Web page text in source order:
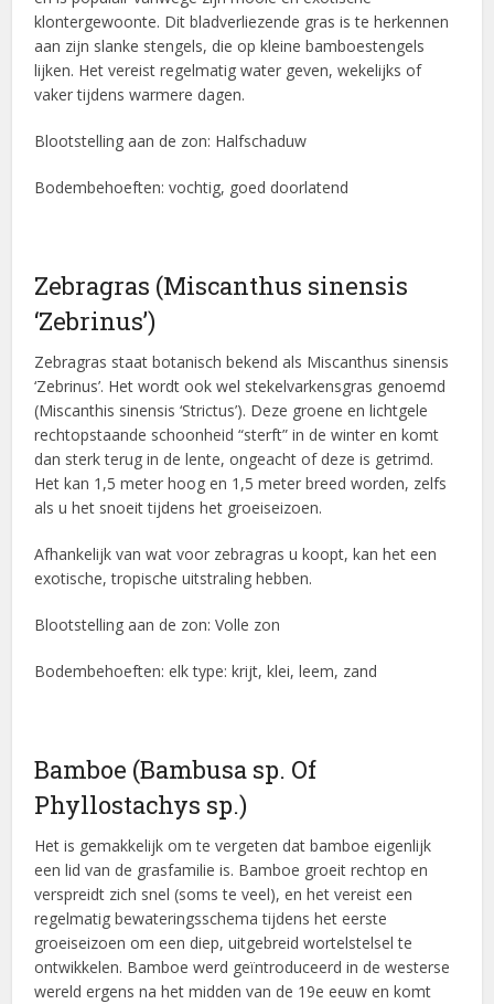
klontergewoonte. Dit bladverliezende gras is te herkennen
aan zijn slanke stengels, die op kleine bamboestengels
lijken. Het vereist regelmatig water geven, wekelijks of
vaker tijdens warmere dagen.
Blootstelling aan de zon: Halfschaduw
Bodembehoeften: vochtig, goed doorlatend
Zebragras (Miscanthus sinensis
‘Zebrinus’)
Zebragras staat botanisch bekend als Miscanthus sinensis
‘Zebrinus’. Het wordt ook wel stekelvarkensgras genoemd
(Miscanthis sinensis ‘Strictus’). Deze groene en lichtgele
rechtopstaande schoonheid “sterft” in de winter en komt
dan sterk terug in de lente, ongeacht of deze is getrimd.
Het kan 1,5 meter hoog en 1,5 meter breed worden, zelfs
als u het snoeit tijdens het groeiseizoen.
Afhankelijk van wat voor zebragras u koopt, kan het een
exotische, tropische uitstraling hebben.
Blootstelling aan de zon: Volle zon
Bodembehoeften: elk type: krijt, klei, leem, zand
Bamboe (Bambusa sp. Of
Phyllostachys sp.)
Het is gemakkelijk om te vergeten dat bamboe eigenlijk
een lid van de grasfamilie is. Bamboe groeit rechtop en
verspreidt zich snel (soms te veel), en het vereist een
regelmatig bewateringsschema tijdens het eerste
groeiseizoen om een ​​diep, uitgebreid wortelstelsel te
ontwikkelen. Bamboe werd geïntroduceerd in de westerse
wereld ergens na het midden van de 19e eeuw en komt